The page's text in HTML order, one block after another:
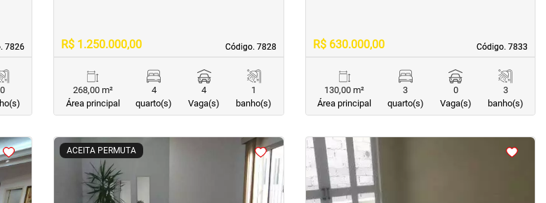
7826
7826
0
Código. 7828
Código. 7828
R$ 1.250.000,00
268,00 m²
Área principal
4
quarto(s)
4
Vaga(s)
1
banho(s)
Código. 7833
Código. 7833
R$ 630.000,00
130,00 m²
Área principal
3
quarto(s)
0
Vaga(s)
3
banho(s)
ACEITA PERMUTA
<<<< << <<